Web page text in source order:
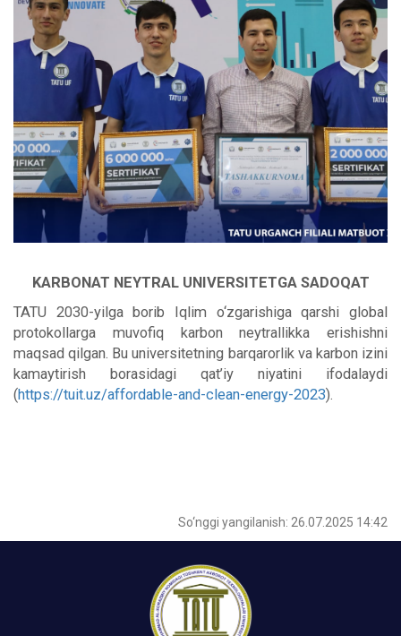
KARBONAT NEYTRAL UNIVERSITETGA SADOQAT
TATU 2030-yilga borib Iqlim o‘zgarishiga qarshi global
protokollarga muvofiq karbon neytrallikka erishishni
maqsad qilgan. Bu universitetning barqarorlik va karbon izini
kamaytirish borasidagi qat’iy niyatini ifodalaydi
(https://tuit.uz/affordable-and-clean-energy-2023).
So‘nggi yangilanish: 26.07.2025 14:42